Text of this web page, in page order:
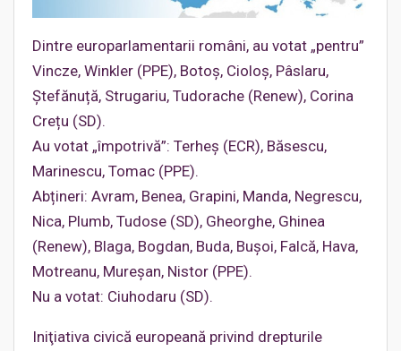
Dintre europarlamentarii români, au votat „pentru”
Vincze, Winkler (PPE), Botoș, Cioloș, Pâslaru,
Ștefănuță, Strugariu, Tudorache (Renew), Corina
Crețu (SD).
Au votat „împotrivă”: Terheș (ECR), Băsescu,
Marinescu, Tomac (PPE).
Abțineri: Avram, Benea, Grapini, Manda, Negrescu,
Nica, Plumb, Tudose (SD), Gheorghe, Ghinea
(Renew), Blaga, Bogdan, Buda, Bușoi, Falcă, Hava,
Motreanu, Mureșan, Nistor (PPE).
Nu a votat: Ciuhodaru (SD).
Iniţiativa civică europeană privind drepturile